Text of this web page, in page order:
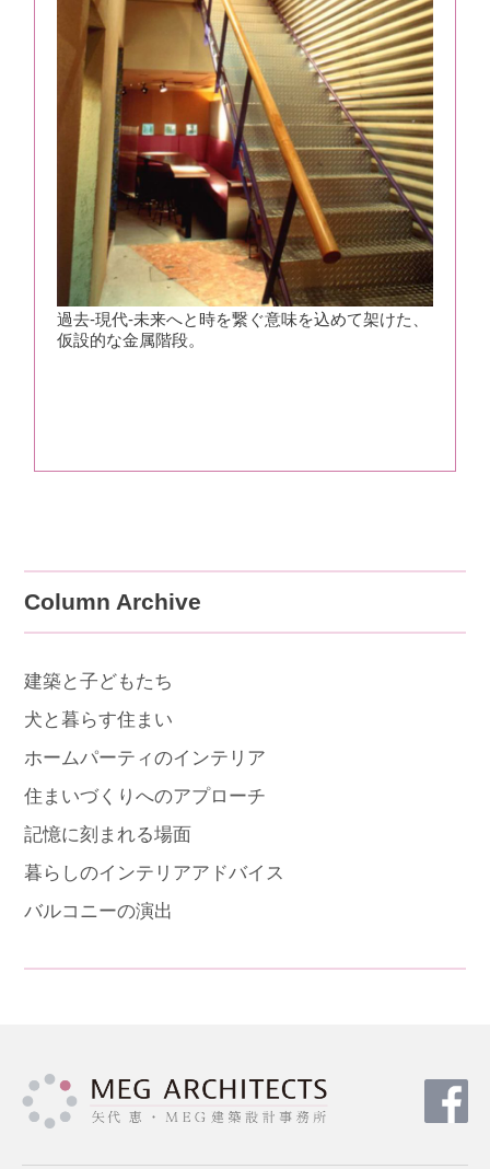
過去-現代-未来へと時を繋ぐ意味を込めて架けた、
仮設的な金属階段。
Column Archive
建築と子どもたち
犬と暮らす住まい
ホームパーティのインテリア
住まいづくりへのアプローチ
記憶に刻まれる場面
暮らしのインテリアアドバイス
バルコニーの演出